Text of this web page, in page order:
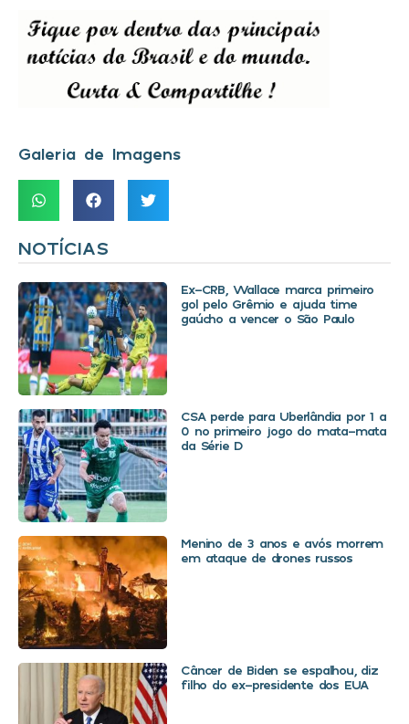
Galeria de Imagens
NOTÍCIAS
Ex-CRB, Wallace marca primeiro
gol pelo Grêmio e ajuda time
gaúcho a vencer o São Paulo
CSA perde para Uberlândia por 1 a
0 no primeiro jogo do mata-mata
da Série D
Menino de 3 anos e avós morrem
em ataque de drones russos
Câncer de Biden se espalhou, diz
filho do ex-presidente dos EUA